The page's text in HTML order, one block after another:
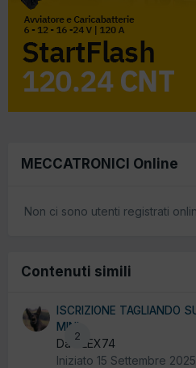
MECCATRONICI Online
Non ci sono utenti registrati
Contenuti simili
2
ISCRIZIONE TAGLIANDO
MINI
Da ALEX74
Iniziato 15 Settembre 2025